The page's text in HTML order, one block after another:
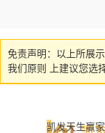
免责声明：以上所展
我们原则 上建议您选
凯发天生赢家